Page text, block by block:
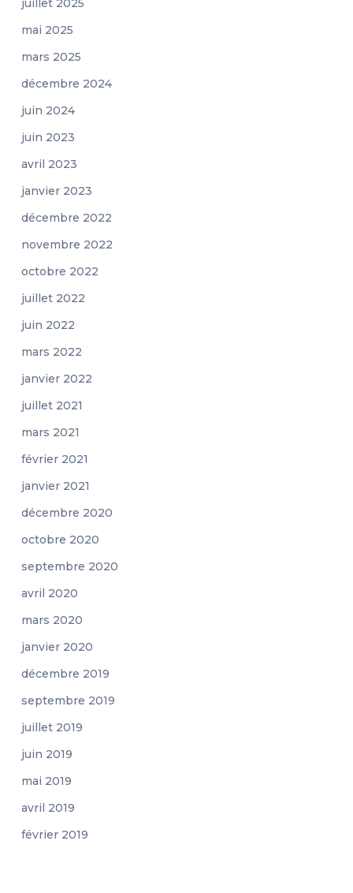
juillet 2025
mai 2025
mars 2025
décembre 2024
juin 2024
juin 2023
avril 2023
janvier 2023
décembre 2022
novembre 2022
octobre 2022
juillet 2022
juin 2022
mars 2022
janvier 2022
juillet 2021
mars 2021
février 2021
janvier 2021
décembre 2020
octobre 2020
septembre 2020
avril 2020
mars 2020
janvier 2020
décembre 2019
septembre 2019
juillet 2019
juin 2019
mai 2019
avril 2019
février 2019